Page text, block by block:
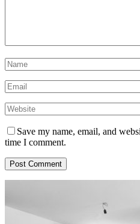
Save my name, email, and
time I comment.